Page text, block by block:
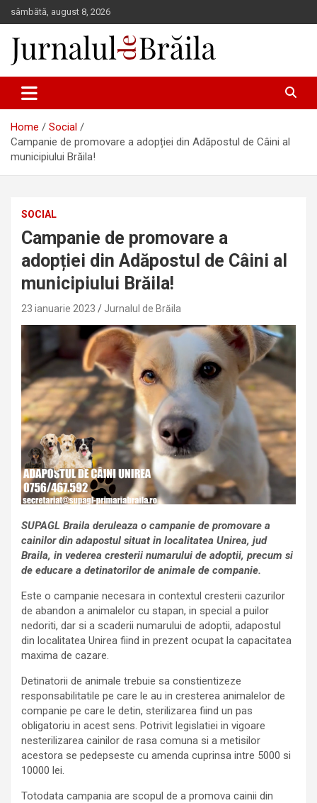
Skip
to
content
sâmbătă, august 8, 2026
Jurnalul de Brăila
Home
Social
Campanie de promovare a adopției din Adăpostul de Câini al
municipiului Brăila!
SOCIAL
Campanie de promovare a
adopției din Adăpostul de Câini al
municipiului Brăila!
23 ianuarie 2023 Jurnalul de Brăila
SUPAGL Braila deruleaza o campanie de promovare a
cainilor din adapostul situat in localitatea Unirea, jud
Braila, in vederea cresterii numarului de adoptii, precum si
de educare a detinatorilor de animale de companie.
Este o campanie necesara in contextul cresterii cazurilor
de abandon a animalelor cu stapan, in special a puilor
nedoriti, dar si a scaderii numarului de adoptii, adapostul
din localitatea Unirea fiind in prezent ocupat la capacitatea
maxima de cazare.
Detinatorii de animale trebuie sa constientizeze
responsabilitatile pe care le au in cresterea animalelor de
companie pe care le detin, sterilizarea fiind un pas
obligatoriu in acest sens. Potrivit legislatiei in vigoare
nesterilizarea cainilor de rasa comuna si a metisilor
acestora se pedepseste cu amenda cuprinsa intre 5000 si
10000 lei.
Totodata campania are scopul de a promova cainii din